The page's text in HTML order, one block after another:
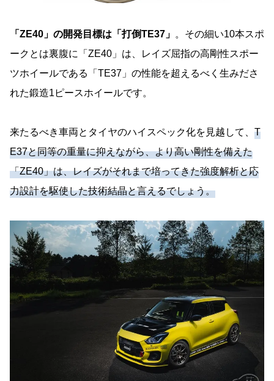
「ZE40」の開発目標は「打倒TE37」 。その細い10本スポ
ークとは裏腹に「ZE40」は、レイズ屈指の高剛性スポー
ツホイールである「TE37」の性能を超えるべく生みださ
れた鍛造1ピースホイールです。
来たるべき車両とタイヤのハイスペック化を見越して、 T
E37と同等の重量に抑えながら、より高い剛性を備えた
「ZE40」は、レイズがそれまで培ってきた強度解析と応
力設計を駆使した技術結晶と言えるでしょう。